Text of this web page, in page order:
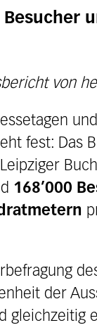
von
fest: Das
168’000
der
gleichzeitig